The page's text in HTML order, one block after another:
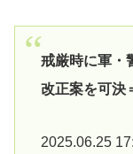
戒厳時に軍
改正案を可決
2025.06.25